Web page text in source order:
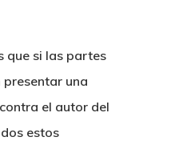
que si las partes
una
el autor del
estos